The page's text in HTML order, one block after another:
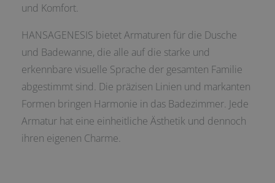
und Komfort.
HANSAGENESIS bietet Armaturen für die Dusche
und Badewanne, die alle auf die starke und
erkennbare visuelle Sprache der gesamten Familie
abgestimmt sind. Die präzisen Linien und markanten
Formen bringen Harmonie in das Badezimmer. Jede
Armatur hat eine einheitliche Ästhetik und dennoch
ihren eigenen Charme.